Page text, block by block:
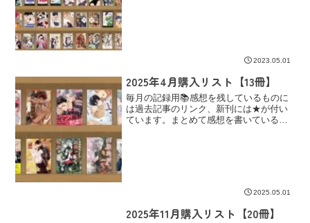
2023.05.01
2025年4月購入リスト【13冊】
毎月の記録用📚感想を残しているものに
は過去記事のリンク、新刊には★が付い
ています。まとめて感想を書いている作
2025.05.01
2025年11月購入リスト【20冊】